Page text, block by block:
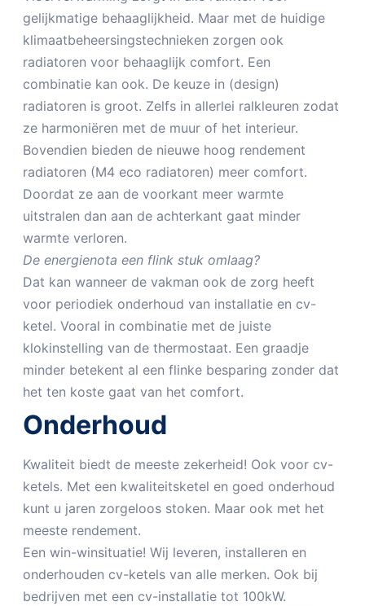
gelijkmatige behaaglijkheid. Maar met de huidige
klimaatbeheersingstechnieken zorgen ook
radiatoren voor behaaglijk comfort. Een
combinatie kan ook. De keuze in (design)
radiatoren is groot. Zelfs in allerlei ralkleuren zodat
ze harmoniëren met de muur of het interieur.
Bovendien bieden de nieuwe hoog rendement
radiatoren (M4 eco radiatoren) meer comfort.
Doordat ze aan de voorkant meer warmte
uitstralen dan aan de achterkant gaat minder
warmte verloren.
De energienota een flink stuk omlaag?
Dat kan wanneer de vakman ook de zorg heeft
voor periodiek onderhoud van installatie en cv-
ketel. Vooral in combinatie met de juiste
klokinstelling van de thermostaat. Een graadje
minder betekent al een flinke besparing zonder dat
het ten koste gaat van het comfort.
Onderhoud
Kwaliteit biedt de meeste zekerheid! Ook voor cv-
ketels. Met een kwaliteitsketel en goed onderhoud
kunt u jaren zorgeloos stoken. Maar ook met het
meeste rendement.
Een win-winsituatie! Wij leveren, installeren en
onderhouden cv-ketels van alle merken. Ook bij
bedrijven met een cv-installatie tot 100kW.